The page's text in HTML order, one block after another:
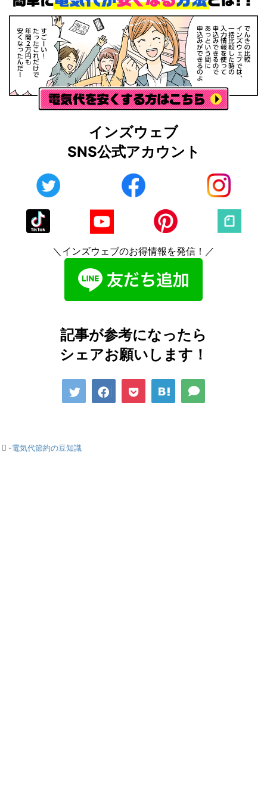
インズウェブ
SNS公式アカウント
＼インズウェブのお得情報を発信！／
記事が参考になったら
シェアお願いします！
-電気代節約の豆知識